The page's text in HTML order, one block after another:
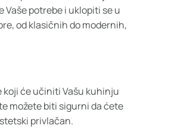
potrebe i uklopiti se u
od klasičnih do modernih,
koji će učiniti Vašu kuhinju
možete biti sigurni da ćete
privlačan.